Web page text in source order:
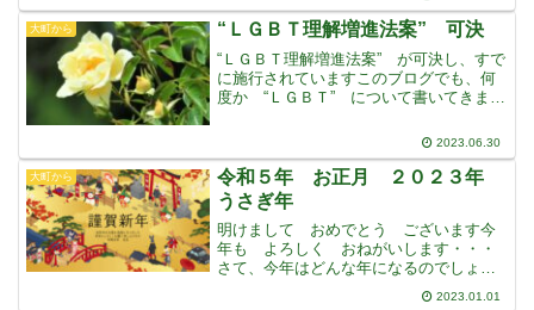
や、地方の都道府県連でも退陣を求め辞
任を要求していますが、まだ辞めません
大負けした参院選では、地方
大町から “ＬＧＢＴ理解増進法案” 可決
“ＬＧＢＴ理解増進法案” が可決し、すで
に施行されていますこのブログでも、何
度か “ＬＧＢＴ” について書いてきまし
法案” が可決されるなんてことは、思っ
てもいませんでした自民党は、７年間も
この法案を議
2023.06.30
大町から
令和５年 お正月 ２０２３年
うさぎ年
明けまして おめでとう ございます今
年も よろしく おねがいします・・・
さて、今年はどんな年になるのでしょ
う・・・わかりません・・・特に予定し
ている、大きなこともありません・・・
2023.01.01